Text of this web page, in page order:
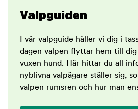
Valpguiden
I vår valpguide håller vi dig i
dagen valpen flyttar hem till dig
vuxen hund. Här hittar du all
nyblivna valpägare ställer sig,
valpen rumsren och hur man